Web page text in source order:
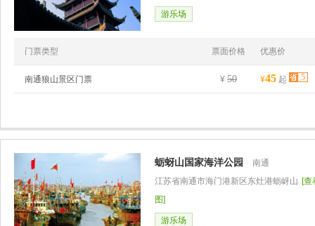
游乐场
门票类型 票面价格 优惠价
南通狼山景区门票 ¥ 50 ¥45 起 5
蛎蚜山国家海洋公园
南通
江苏省南通市海门港新区东灶港蛎岈山 [查
图]
游乐场